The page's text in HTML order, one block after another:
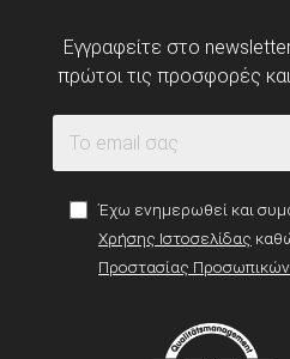
Εγγραφείτε στο
πρώτοι τις προσφορές
Έχω ενημερωθεί και
Χρήσης Ιστοσελίδας
Προστασίας